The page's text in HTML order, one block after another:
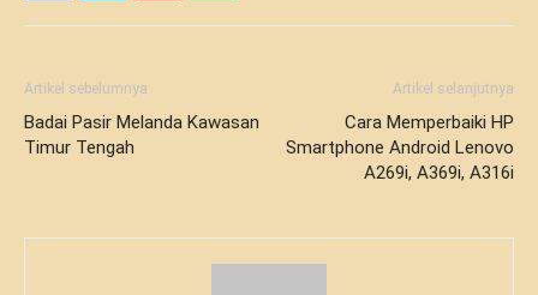
Artikel sebelumnya
Badai Pasir Melanda Kawasan
Timur Tengah
Artikel selanjutnya
Cara Memperbaiki HP
Smartphone Android Lenovo
A269i, A369i, A316i